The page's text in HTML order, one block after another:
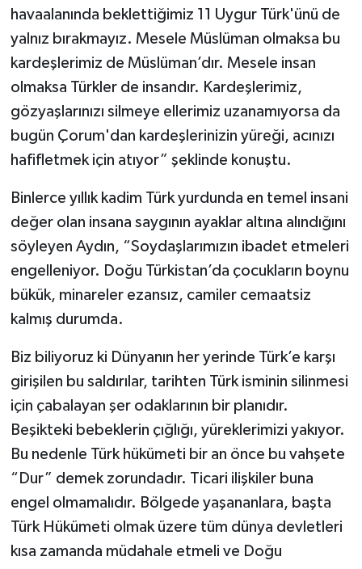
havaalanında beklettiğimiz 11 Uygur Türk'ünü de
yalnız bırakmayız. Mesele Müslüman olmaksa bu
kardeşlerimiz de Müslüman’dır. Mesele insan
olmaksa Türkler de insandır. Kardeşlerimiz,
gözyaşlarınızı silmeye ellerimiz uzanamıyorsa da
bugün Çorum'dan kardeşlerinizin yüreği, acınızı
hafifletmek için atıyor” şeklinde konuştu.
Binlerce yıllık kadim Türk yurdunda en temel insani
değer olan insana saygının ayaklar altına alındığını
söyleyen Aydın, “Soydaşlarımızın ibadet etmeleri
engelleniyor. Doğu Türkistan’da çocukların boynu
bükük, minareler ezansız, camiler cemaatsiz
kalmış durumda.
Biz biliyoruz ki Dünyanın her yerinde Türk’e karşı
girişilen bu saldırılar, tarihten Türk isminin silinmesi
için çabalayan şer odaklarının bir planıdır.
Beşikteki bebeklerin çığlığı, yüreklerimizi yakıyor.
Bu nedenle Türk hükümeti bir an önce bu vahşete
“Dur” demek zorundadır. Ticari ilişkiler buna
engel olmamalıdır. Bölgede yaşananlara, başta
Türk Hükümeti olmak üzere tüm dünya devletleri
kısa zamanda müdahale etmeli ve Doğu